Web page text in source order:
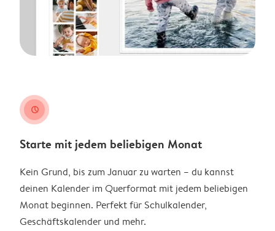
clock
Starte mit jedem beliebigen Monat
Kein Grund, bis zum Januar zu warten – du kannst
deinen Kalender im Querformat mit jedem beliebigen
Monat beginnen. Perfekt für Schulkalender,
Geschäftskalender und mehr.